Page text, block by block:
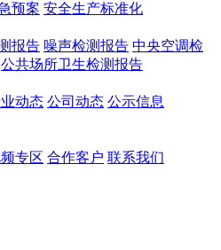
预案 安全生产标准化
报告 噪声检测报告 中央空调检
公共场所卫生检测报告
动态 公司动态 公示信息
专区 合作客户 联系我们